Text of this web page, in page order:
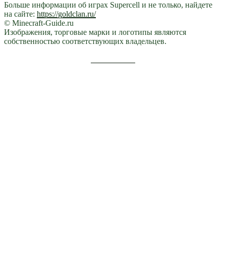
Больше информации об играх Supercell и не только, найдете
на сайте: https://goldclan.ru/
© Minecraft-Guide.ru
Изображения, торговые марки и логотипы являются
собственностью соответствующих владельцев.